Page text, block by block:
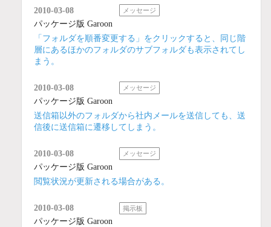
2010-03-08 メッセージ
パッケージ版 Garoon
「フォルダを順番変更する」をクリックすると、同じ階
層にあるほかのフォルダのサブフォルダも表示されてし
まう。
2010-03-08 メッセージ
パッケージ版 Garoon
送信箱以外のフォルダから社内メールを送信しても、送
信後に送信箱に遷移してしまう。
2010-03-08 メッセージ
パッケージ版 Garoon
閲覧状況が更新される場合がある。
2010-03-08 掲示板
パッケージ版 Garoon